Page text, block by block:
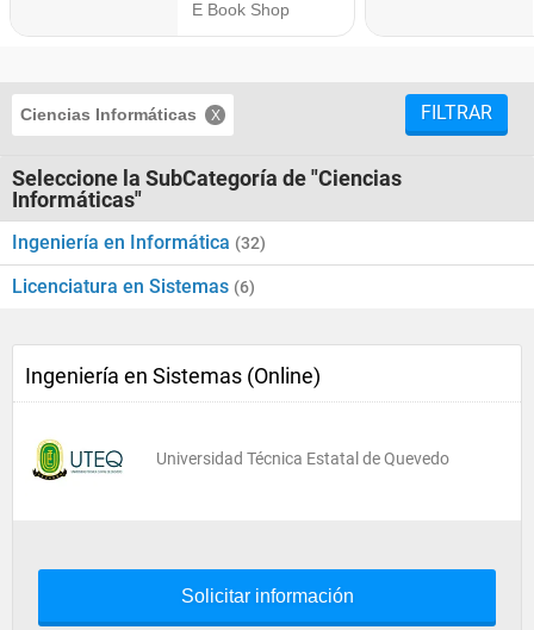
Ciencias Informáticas FILTRAR
Seleccione la SubCategoría de "Ciencias
Informáticas"
Ingeniería en Informática (32)
Licenciatura en Sistemas (6)
Ingeniería en Sistemas (Online)
Universidad Técnica Estatal de Quevedo
Solicitar información